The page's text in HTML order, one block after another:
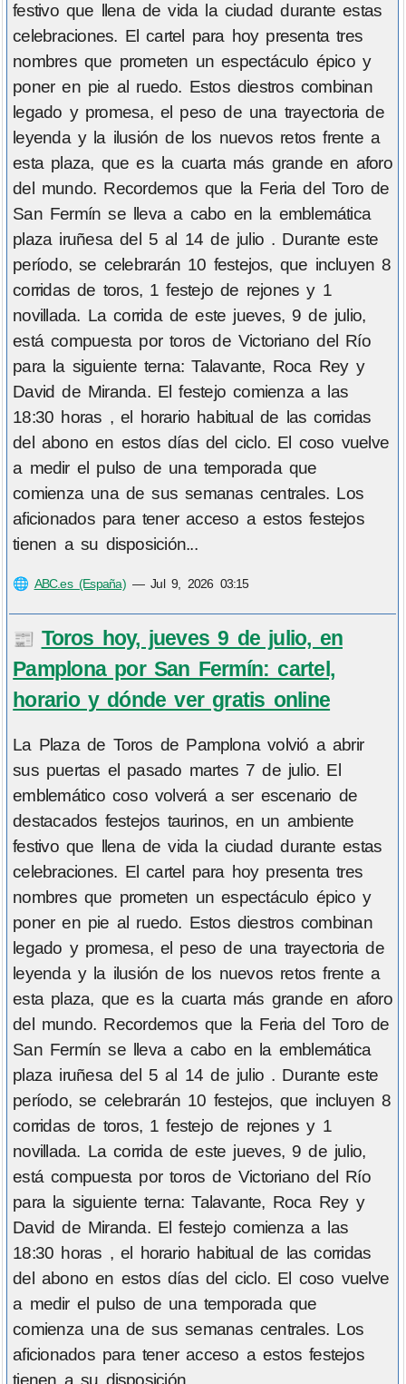
festivo que llena de vida la ciudad durante estas
celebraciones. El cartel para hoy presenta tres
nombres que prometen un espectáculo épico y
poner en pie al ruedo. Estos diestros combinan
legado y promesa, el peso de una trayectoria de
leyenda y la ilusión de los nuevos retos frente a
esta plaza, que es la cuarta más grande en aforo
del mundo. Recordemos que la Feria del Toro de
San Fermín se lleva a cabo en la emblemática
plaza iruñesa del 5 al 14 de julio . Durante este
período, se celebrarán 10 festejos, que incluyen 8
corridas de toros, 1 festejo de rejones y 1
novillada. La corrida de este jueves, 9 de julio,
está compuesta por toros de Victoriano del Río
para la siguiente terna: Talavante, Roca Rey y
David de Miranda. El festejo comienza a las
18:30 horas , el horario habitual de las corridas
del abono en estos días del ciclo. El coso vuelve
a medir el pulso de una temporada que
comienza una de sus semanas centrales. Los
aficionados para tener acceso a estos festejos
tienen a su disposición...
🌐 ABC.es (España)—Jul 9, 2026 03:15
📰 Toros hoy, jueves 9 de julio, en
Pamplona por San Fermín: cartel,
horario y dónde ver gratis online
La Plaza de Toros de Pamplona volvió a abrir
sus puertas el pasado martes 7 de julio. El
emblemático coso volverá a ser escenario de
destacados festejos taurinos, en un ambiente
festivo que llena de vida la ciudad durante estas
celebraciones. El cartel para hoy presenta tres
nombres que prometen un espectáculo épico y
poner en pie al ruedo. Estos diestros combinan
legado y promesa, el peso de una trayectoria de
leyenda y la ilusión de los nuevos retos frente a
esta plaza, que es la cuarta más grande en aforo
del mundo. Recordemos que la Feria del Toro de
San Fermín se lleva a cabo en la emblemática
plaza iruñesa del 5 al 14 de julio . Durante este
período, se celebrarán 10 festejos, que incluyen 8
corridas de toros, 1 festejo de rejones y 1
novillada. La corrida de este jueves, 9 de julio,
está compuesta por toros de Victoriano del Río
para la siguiente terna: Talavante, Roca Rey y
David de Miranda. El festejo comienza a las
18:30 horas , el horario habitual de las corridas
del abono en estos días del ciclo. El coso vuelve
a medir el pulso de una temporada que
comienza una de sus semanas centrales. Los
aficionados para tener acceso a estos festejos
tienen a su disposición...